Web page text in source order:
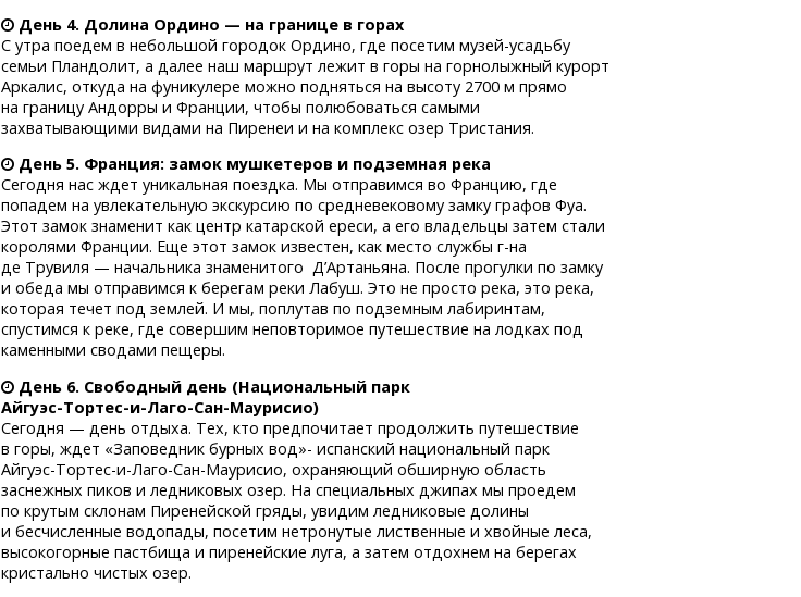
День 4. Долина Ордино — на границе в горах
С утра поедем в небольшой городок Ордино, где посетиммузей-усадьбу
семьи Пландолит, а далее наш маршрут лежит в горы на горнолыжный курорт
Аркалис, откуда на фуникулере можно подняться на высоту 2700 м прямо
на границу Андорры и Франции, чтобы полюбоваться самыми
захватывающими видами на Пиренеи и на комплекс озер Тристания.
День 5. Франция: замок мушкетеров и подземная река
Сегодня нас ждет уникальная поездка. Мы отправимся во Францию, где
попадем на увлекательную экскурсию по средневековому замку графов Фуа.
Этот замок знаменит как центр катарской ереси, а его владельцы затем стали
королями Франции. Еще этот замок известен, как место службыг-на
де Трувиля — начальника знаменитого Д’Артаньяна. После прогулки по замку
и обеда мы отправимся к берегам реки Лабуш. Это не просто река, это река,
которая течет под землей. И мы, поплутав по подземным лабиринтам,
спустимся к реке, где совершим неповторимое путешествие на лодках под
каменными сводами пещеры.
День 6. Свободный день (Национальный парк
Айгуэс-Тортес-и-Лаго-Сан-Маурисио)
Сегодня — день отдыха. Тех, кто предпочитает продолжить путешествие
в горы, ждет «Заповедник бурных вод»- испанский национальный парк
Айгуэс-Тортес-и-Лаго-Сан-Маурисио, охраняющий обширную область
заснежных пиков и ледниковых озер. На специальных джипах мы проедем
по крутым склонам Пиренейской гряды, увидим ледниковые долины
и бесчисленные водопады, посетим нетронутые лиственные и хвойные леса,
высокогорные пастбища и пиренейские луга, а затем отдохнем на берегах
кристально чистых озер.